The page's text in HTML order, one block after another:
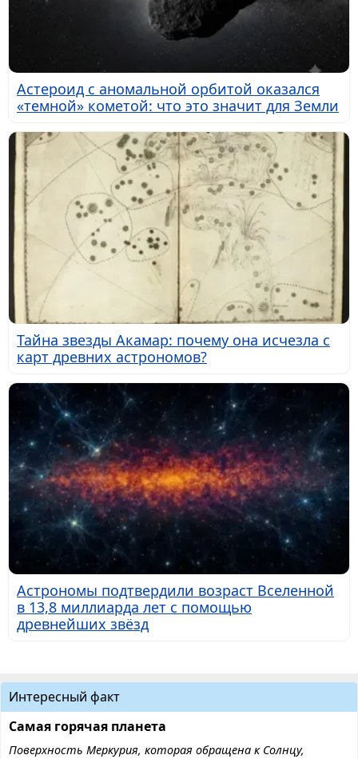
Астероид с аномальной орбитой оказался
«темной» кометой: что это значит для Земли
Тайна звезды Акамар: почему она исчезла с
карт древних астрономов?
Астрономы подтвердили возраст Вселенной
в 13,8 миллиарда лет с помощью
древнейших звёзд
Интересный факт
Самая горячая планета
Поверхность Меркурия, которая обращена к Солнцу,